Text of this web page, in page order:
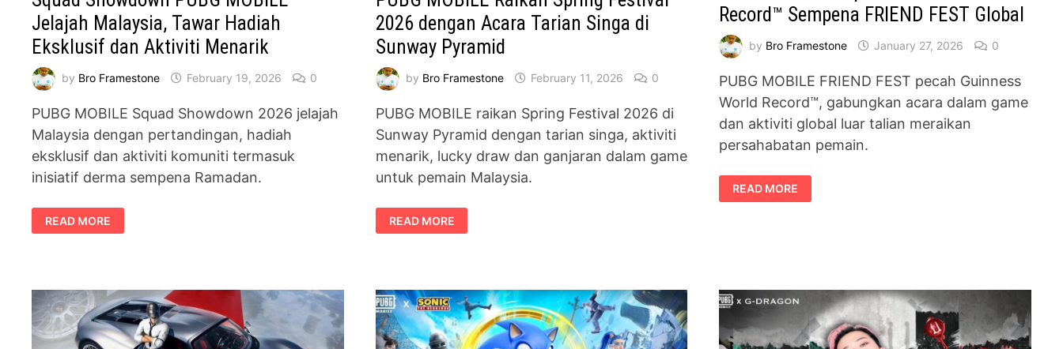
Jelajah Malaysia, Tawar Hadiah
Eksklusif dan Aktiviti Menarik
by Bro Framestone February 19, 2026 0
PUBG MOBILE Squad Showdown 2026 jelajah
Malaysia dengan pertandingan, hadiah
eksklusif dan aktiviti komuniti termasuk
inisiatif derma sempena Ramadan.
SQUAD
SHOWDOWN
PUBG
HADIAH
EKSKLUSIF
DAN
AKTIVITI
MENARIK
READ MORE
2026 dengan Acara Tarian Singa di
Sunway Pyramid
by Bro Framestone February 11, 2026 0
PUBG MOBILE raikan Spring Festival 2026 di
Sunway Pyramid dengan tarian singa, aktiviti
menarik, lucky draw dan ganjaran dalam game
untuk pemain Malaysia.
PUBG
MOBILE
RAIKAN
ACARA
TARIAN
SINGA
DI
SUNWAY
PYRAMID
READ MORE
Record™ Sempena FRIEND FEST Global
by Bro Framestone January 27, 2026 0
PUBG MOBILE FRIEND FEST pecah Guinness
World Record™, gabungkan acara dalam game
dan aktiviti global luar talian meraikan
persahabatan pemain.
PUBG
MOBILE
CIPTA
READ MORE